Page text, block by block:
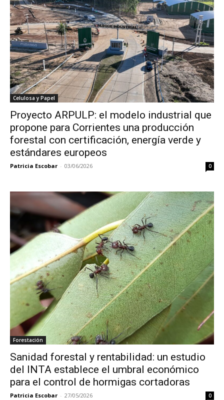
Celulosa y Papel
Proyecto ARPULP: el modelo industrial que
propone para Corrientes una producción
forestal con certificación, energía verde y
estándares europeos
Patricia Escobar - 03/06/2026 0
Forestación
Sanidad forestal y rentabilidad: un estudio
del INTA establece el umbral económico
para el control de hormigas cortadoras
Patricia Escobar - 27/05/2026 0